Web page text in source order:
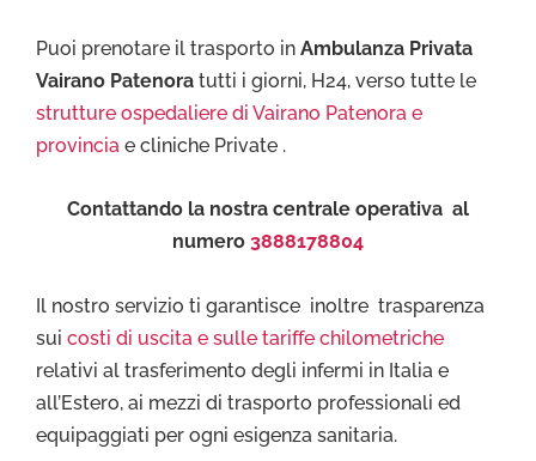
Puoi prenotare il trasporto in Ambulanza Privata
Vairano Patenora tutti i giorni, H24, verso tutte le
strutture ospedaliere di Vairano Patenora e
provincia e cliniche Private .
Contattando la nostra centrale operativa al
numero 3888178804
Il nostro servizio ti garantisce inoltre trasparenza
sui costi di uscita e sulle tariffe chilometriche
relativi al trasferimento degli infermi in Italia e
all’Estero, ai mezzi di trasporto professionali ed
equipaggiati per ogni esigenza sanitaria.